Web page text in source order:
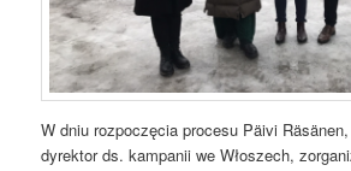
W dniu rozpoczęcia procesu Päivi
dyrektor ds. kampanii we Włoszech,